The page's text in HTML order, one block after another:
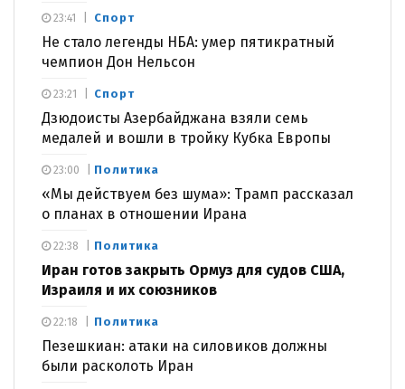
Спорт
Не стало легенды НБА: умер пятикратный
чемпион Дон Нельсон
23:41
Спорт
Дзюдоисты Азербайджана взяли семь
медалей и вошли в тройку Кубка Европы
23:21
Политика
«Мы действуем без шума»: Трамп рассказал
о планах в отношении Ирана
23:00
Политика
Иран готов закрыть Ормуз для судов США,
Израиля и их союзников
22:38
Политика
Пезешкиан: атаки на силовиков должны
были расколоть Иран
22:18